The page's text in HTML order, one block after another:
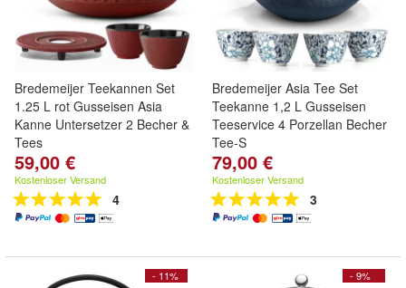
Bredemeijer Teekannen Set
1.25 L rot Gusseisen Asia
Kanne Untersetzer 2 Becher &
Tees
59,00 €
Kostenloser Versand
4
Bredemeijer Asia Tee Set
Teekanne 1,2 L Gusseisen
Teeservice 4 Porzellan Becher
Tee-S
79,00 €
Kostenloser Versand
3
- 11% - 9%